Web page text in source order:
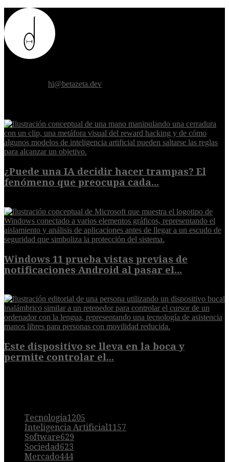
hi@betazeta.dev
¿Puede una IA decidir hacer trampas? El
fenómeno que preocupa cada...
Windows 11 prueba vistas previas de
notificaciones Android al pasar el...
Este dispositivo se lleva en la boca y
permite controlar el...
Tecnología1205
Inteligencia Artificial1157
Software629
Sociedad623
Mercado444